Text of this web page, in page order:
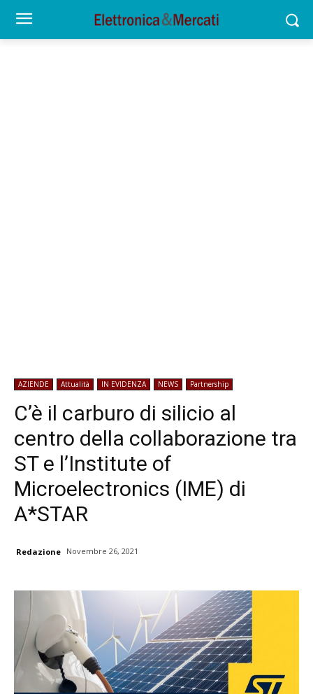
AZIENDE Attualità IN EVIDENZA NEWS Partnership
C’è il carburo di silicio al
centro della collaborazione tra
ST e l’Institute of
Microelectronics (IME) di
A*STAR
Redazione Novembre 26, 2021